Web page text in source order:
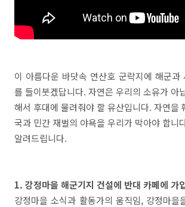
이 아름다운 바닷속 연산호 군락지에 해군과
를 들이붓겠답니다. 자연은 우리의 소유가 아
해서 후대에 물려줘야 할 유산입니다. 자연을
국과 민간 재벌의 야욕을 우리가 막아야 합니
알려드립니다.
1. 강정마을 해군기지 건설에 반대 카페에 가
강정마을 소식과 활동가의 움직임, 강정마을